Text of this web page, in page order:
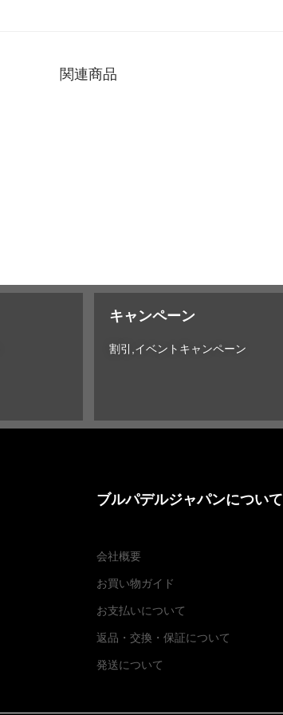
関連商品
キャンペーン
割引,イベントキャンペーン
ブルパデルジャパンについて
会社概要
お買い物ガイド
お支払いについて
返品・交換 ・ 保証について
発送について